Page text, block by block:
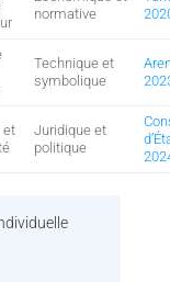
normative
Technique et
symbolique
et
Juridique et
politique